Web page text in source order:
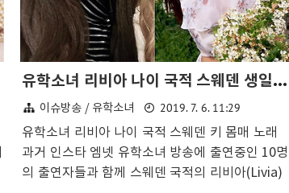
유학소녀 리비아 나이 국적 스웨덴 생일 키 몸매 노래 노출 과거 인스타
이슈방송 / 유학소녀 2019. 7. 6. 11:29
유학소녀 리비아 나이 국적 스웨덴 키 몸매 노래
과거 인스타 엠넷 유학소녀 방송에 출연중인 10명
의 출연자들과 함께 스웨덴 국적의 리비아(Livia)